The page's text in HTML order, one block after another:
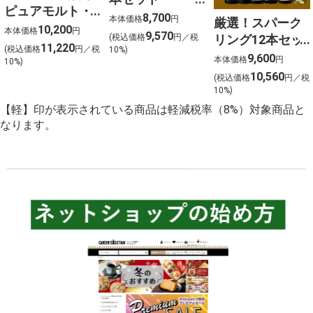
ピュアモルト・
フロムザバレル
ウイスキー2本セ
ット【北海道ご
本体価格10,200円
(税込価格11,220円／税
10%)
750ml×12
本体価格8,700円
(税込価格9,570円／税
10%)
厳選！スパーク
リング12本セッ
ト 金賞受賞ワイ
ンを含む１２本
を選びました！
本体価格9,600円
(税込価格10,560円／税
10%)
【軽】印が表示されている商品は軽減税率（8%）対象商品と
なります。